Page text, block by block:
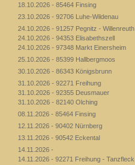
18.10.2026 - 85464 Finsing
23.10.2026 - 92706 Luhe-Wildenau
24.10.2026 - 91257 Pegnitz - Willenreuth
24.10.2026 - 94353 Elisabethszell
24.10.2026 - 97348 Markt Einersheim
25.10.2026 - 85399 Hallbergmoos
30.10.2026 - 86343 Königsbrunn
31.10.2026 - 92271 Freihung
31.10.2026 - 92355 Deusmauer
31.10.2026 - 82140 Olching
08.11.2026 - 85464 Finsing
12.11.2026 - 90402 Nürnberg
13.11.2026 - 90542 Eckental
14.11.2026 -
14.11.2026 - 92271 Freihung - Tanzfleck